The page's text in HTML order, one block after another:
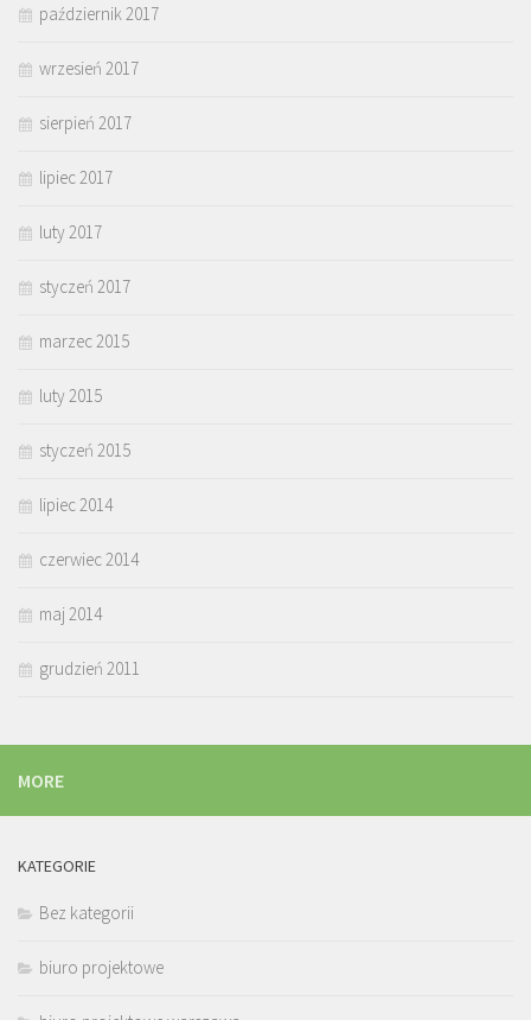
październik 2017
wrzesień 2017
sierpień 2017
lipiec 2017
luty 2017
styczeń 2017
marzec 2015
luty 2015
styczeń 2015
lipiec 2014
czerwiec 2014
maj 2014
grudzień 2011
MORE
KATEGORIE
Bez kategorii
biuro projektowe